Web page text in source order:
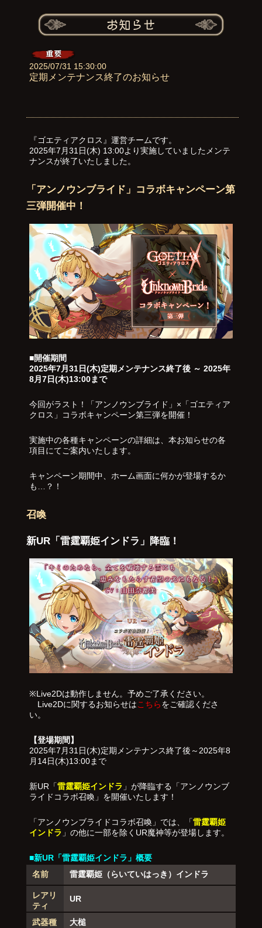
2025/07/31 15:30:00
定期メンテナンス終了のお知らせ
『ゴエティアクロス』運営チームです。
2025年7月31日(木) 13:00より実施していましたメンテ
ナンスが終了いたしました。
「アンノウンブライド」コラボキャンペーン第
三弾開催中！
■開催期間
2025年7月31日(木)定期メンテナンス終了後 ～ 2025年
8月7日(木)13:00まで
今回がラスト！「アンノウンブライド」×「ゴエティア
クロス」コラボキャンペーン第三弾を開催！
実施中の各種キャンペーンの詳細は、本お知らせの各
項目にてご案内いたします。
キャンペーン期間中、ホーム画面に何かが登場するか
も…？！
召喚
新UR「雷霆覇姫インドラ」降臨！
※Live2Dは動作しません。予めご了承ください。
Live2Dに関するお知らせはこちらをご確認くださ
い。
【登場期間】
2025年7月31日(木)定期メンテナンス終了後～2025年8
月14日(木)13:00まで
新UR「雷霆覇姫インドラ 」が降臨する「アンノウンブ
ライドコラボ召喚」を開催いたします！
「アンノウンブライドコラボ召喚」では、「雷霆覇姫
インドラ 」の他に一部を除くUR魔神等が登場します。
■新UR「雷霆覇姫インドラ」概要
名前
雷霆覇姫（らいていはっき）インドラ
レアリ
ティ
UR
武器種 大槌